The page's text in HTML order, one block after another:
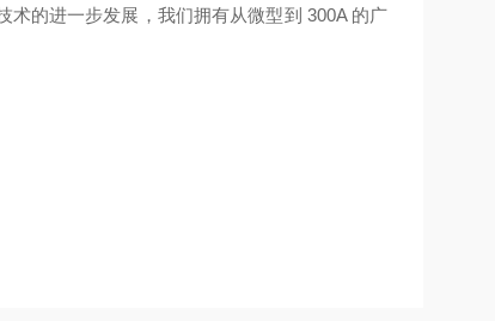
的进一步发展，我们拥有从微型到 300A 的广